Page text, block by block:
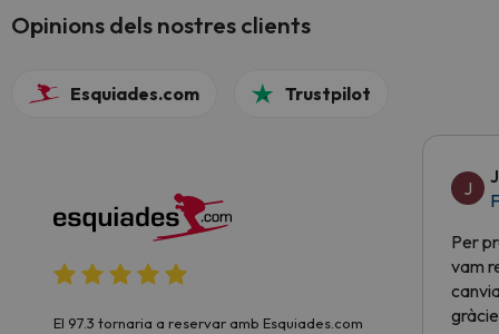
Opinions dels nostres clients
Esquiades.com Trustpilot
El 97.3 tornaria a reservar amb Esquiades.com
J
Per
vam